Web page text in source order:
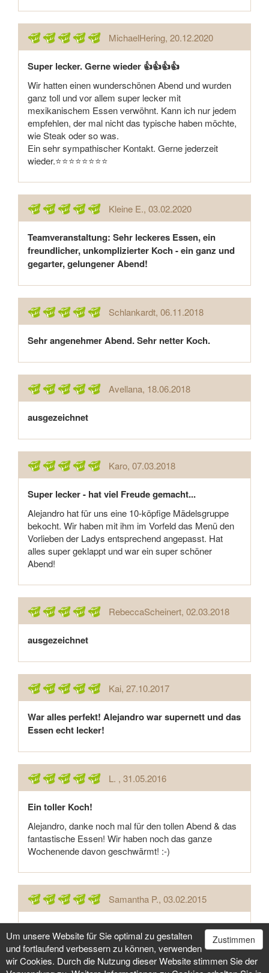
MichaelHering, 20.12.2020
Super lecker. Gerne wieder 👍👍👍👍
Wir hatten einen wunderschönen Abend und wurden
ganz toll und vor allem super lecker mit
mexikanischem Essen verwöhnt. Kann ich nur jedem
empfehlen, der mal nicht das typische haben möchte,
wie Steak oder so was.
Ein sehr sympathischer Kontakt. Gerne jederzeit
wieder.⭐⭐⭐⭐⭐⭐⭐⭐
Kleine E., 03.02.2020
Teamveranstaltung: Sehr leckeres Essen, ein
freundlicher, unkomplizierter Koch - ein ganz und
gegarter, gelungener Abend!
Schlankardt, 06.11.2018
Sehr angenehmer Abend. Sehr netter Koch.
Avellana, 18.06.2018
ausgezeichnet
Karo, 07.03.2018
Super lecker - hat viel Freude gemacht...
Alejandro hat für uns eine 10-köpfige Mädelsgruppe
bekocht. Wir haben mit ihm im Vorfeld das Menü den
Vorlieben der Ladys entsprechend angepasst. Hat
alles super geklappt und war ein super schöner
Abend!
RebeccaScheinert, 02.03.2018
ausgezeichnet
Kai, 27.10.2017
War alles perfekt! Alejandro war supernett und das
Essen echt lecker!
L. , 31.05.2016
Ein toller Koch!
Alejandro, danke noch mal für den tollen Abend & das
fantastische Essen! Wir haben noch das ganze
Wochenende davon geschwärmt! :-)
Samantha P., 03.02.2015
Alles super gelaufen und lecker! Sonderwünsche
wurden von Alejandro auch erfüllt. Tausend Dank:)
Zustimmen
Um unsere Website für Sie optimal zu gestalten
und fortlaufend verbessern zu können, verwenden
wir Cookies. Durch die Nutzung dieser Website stimmen Sie der